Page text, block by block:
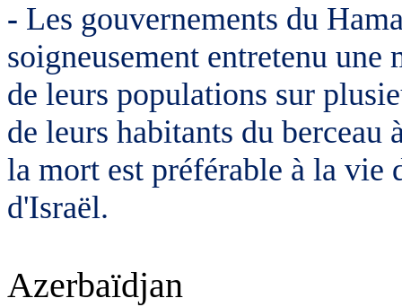
- Les gouvernements du
soigneusement entretenu
de leurs populations sur
de leurs habitants du
la mort est préférable à la vie
d'Israël.
Azerbaïdjan